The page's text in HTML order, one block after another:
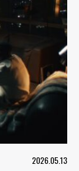
2026.05.13